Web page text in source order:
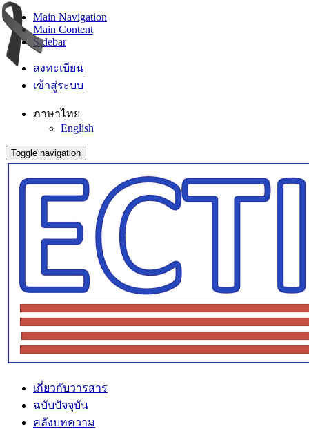
Main Navigation
Main Content
Sidebar
ลงทะเบียน
เข้าสู่ระบบ
ภาษาไทย
English
Toggle navigation
เกี่ยวกับวารสาร
ฉบับปัจจุบัน
คลังบทความ